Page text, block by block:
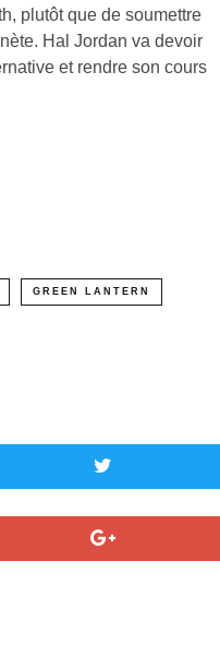
plutôt que de soumettre
Hal Jordan va devoir
et rendre son cours
GREEN LANTERN